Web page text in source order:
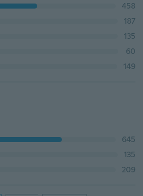
458
187
135
60
149
645
135
209